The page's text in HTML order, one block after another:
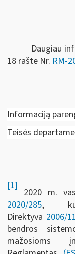
Daugiau
18 rašte Nr. RM-
Informaciją
Teisės
[1]
2020 m.
2020/285,
Direktyva 2006/
bendros
mažosioms